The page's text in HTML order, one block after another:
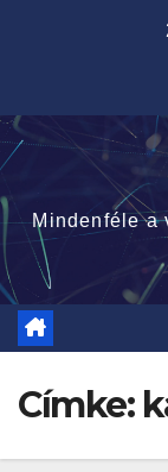
Mindenféle a
Címke: